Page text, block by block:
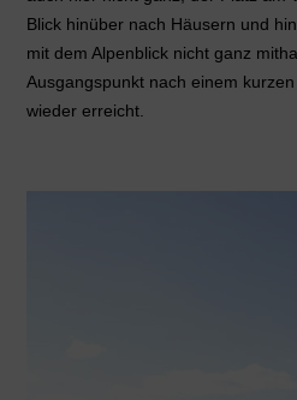
Blick hinüber nach Häusern und
mit dem Alpenblick nicht ganz
Ausgangspunkt nach einem
wieder erreicht.